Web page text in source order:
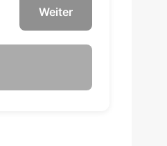
Weiter